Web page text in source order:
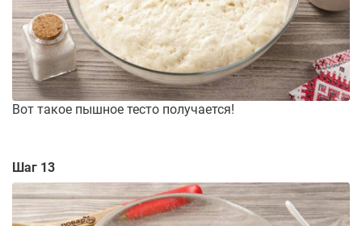
Вот такое пышное тесто получается!
Шаг 13